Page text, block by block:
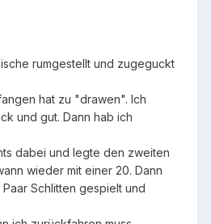
rumgestellt und zugeguckt
hat zu "drawen". Ich
und gut. Dann hab ich
dabei und legte den zweiten
wieder mit einer 20. Dann
Schlitten gespielt und